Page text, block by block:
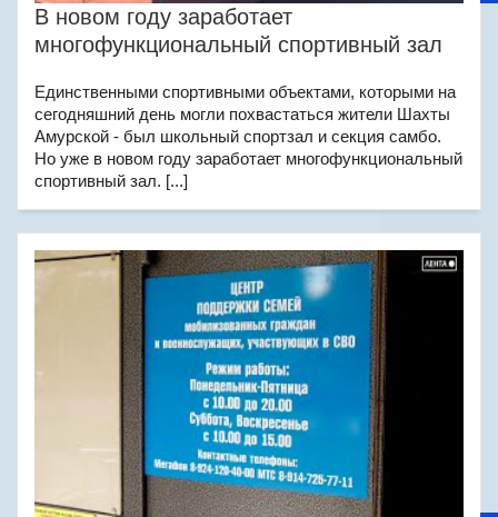
В новом году заработает
многофункциональный спортивный зал
Единственными спортивными объектами, которыми на
сегодняшний день могли похвастаться жители Шахты
Амурской - был школьный спортзал и секция самбо.
Но уже в новом году заработает многофункциональный
спортивный зал. [...]